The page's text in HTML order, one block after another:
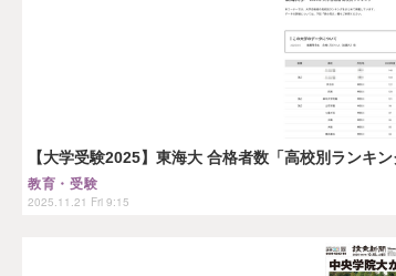
【大学受験2025】東海大 合格者数「高校別ランキ
教育・受験
2025.11.21 Fri 9:15